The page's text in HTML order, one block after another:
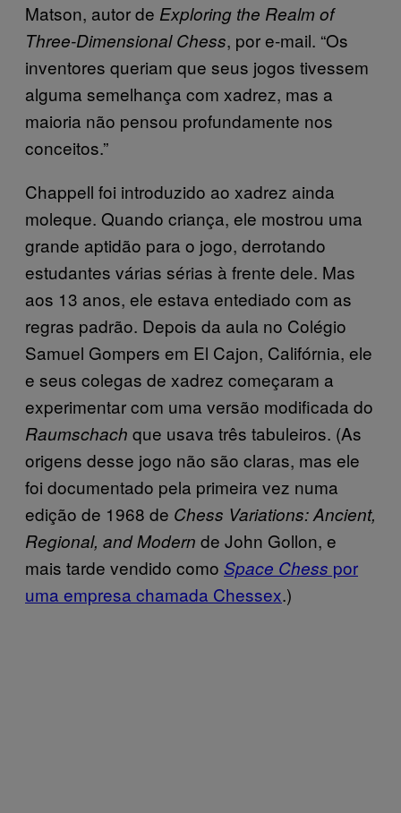
Matson, autor de Exploring the Realm of
Three-Dimensional Chess, por e-mail. “Os
inventores queriam que seus jogos tivessem
alguma semelhança com xadrez, mas a
maioria não pensou profundamente nos
conceitos.”
Chappell foi introduzido ao xadrez ainda
moleque. Quando criança, ele mostrou uma
grande aptidão para o jogo, derrotando
estudantes várias sérias à frente dele. Mas
aos 13 anos, ele estava entediado com as
regras padrão. Depois da aula no Colégio
Samuel Gompers em El Cajon, Califórnia, ele
e seus colegas de xadrez começaram a
experimentar com uma versão modificada do
Raumschach que usava três tabuleiros. (As
origens desse jogo não são claras, mas ele
foi documentado pela primeira vez numa
edição de 1968 de Chess Variations: Ancient,
Regional, and Modern de John Gollon, e
mais tarde vendido como Space Chess por
uma empresa chamada Chessex.)